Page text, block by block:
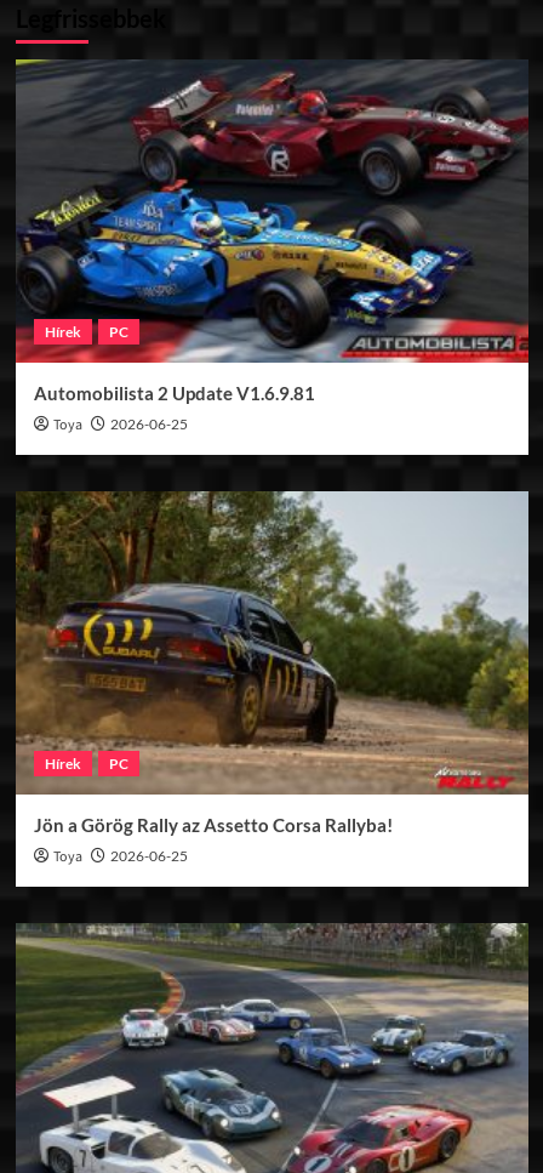
Legfrissebbek
Hírek PC
Automobilista 2 Update V1.6.9.81
Toya 2026-06-25
Hírek PC
Jön a Görög Rally az Assetto Corsa Rallyba!
Toya 2026-06-25